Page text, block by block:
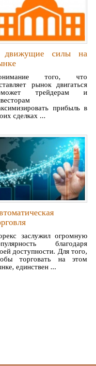
силы на
того, что
рынок двигаться
трейдерам и
прибыль в
сделках ...
заслужил огромную
благодаря
доступности. Для того,
торговать на этом
единствен ...